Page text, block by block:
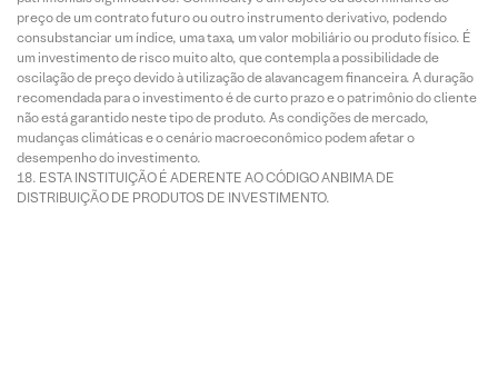
preço de um contrato futuro ou outro instrumento derivativo, podendo
consubstanciar um índice, uma taxa, um valor mobiliário ou produto físico. É
um investimento de risco muito alto, que contempla a possibilidade de
oscilação de preço devido à utilização de alavancagem financeira. A duração
recomendada para o investimento é de curto prazo e o patrimônio do cliente
não está garantido neste tipo de produto. As condições de mercado,
mudanças climáticas e o cenário macroeconômico podem afetar o
desempenho do investimento.
ESTA INSTITUIÇÃO É ADERENTE AO CÓDIGO ANBIMA DE
DISTRIBUIÇÃO DE PRODUTOS DE INVESTIMENTO.